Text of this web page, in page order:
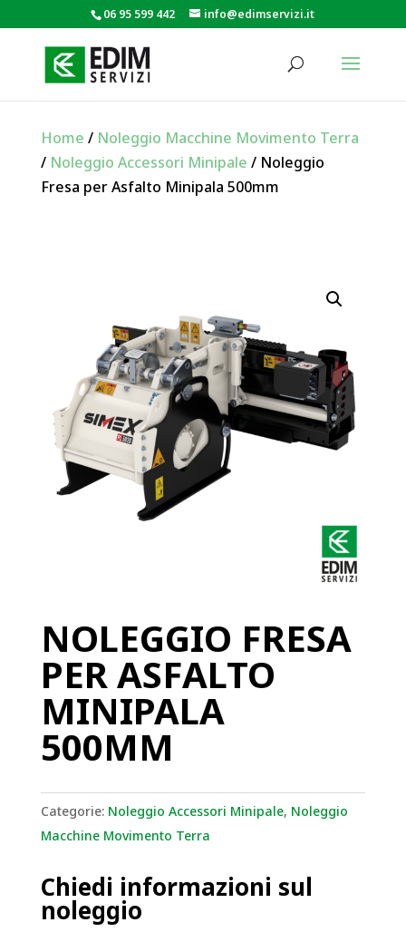
06 95 599 442 info@edimservizi.it
Home / Noleggio Macchine Movimento Terra
/ Noleggio Accessori Minipale / Noleggio
Fresa per Asfalto Minipala 500mm
NOLEGGIO FRESA
PER ASFALTO
MINIPALA
500MM
Categorie: Noleggio Accessori Minipale, Noleggio
Macchine Movimento Terra
Chiedi informazioni sul
noleggio